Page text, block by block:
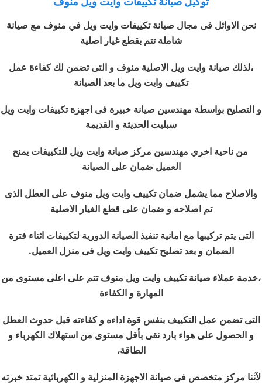
نحن الاوائل فى مجال صيانة تكييفات وايت ويل في منوف مع صيانة
شاملة تتم بقطع غيار اصلية
،لذلك صيانة وايت ويل الاصلية منوف و التى تضمن لك كفاءة عمل
تكييف وايت ويل ما بعد الصيانة
و التصليح بواسطة مهندسين صيانة خبيرة فى اجهزة تكييفات وايت ويل
سبليت الحديثة و القديمة
من ناحية اخري مهندسين مركز صيانة وايت ويل للتكييفات يمنح
العميل ضمان على الصيانة
والاصلاح مما يشمل ضمان تكييف وايت ويل منوف على العطل الذى
تم اصلاحه و ضمان على قطع الغيار الاصلية
التى يتم تركيبها مع امانية تنفيذ الصيانة الدورية لتكييفات اثناء فترة
الضمان و بعد تصليح تكييف وايت ويل فى منزل العميل.
،خدمة عملاء صيانة تكييف وايت ويل منوف تتم على اعلى مستوى من
المهارة و الكفاءة
التى تضمن عمل التكييف بنفس قوة اداءه و كفاءته قبل حدوث العطل
و الحصول على هواء بارد نقى بأقل مستوى من استهلاك الكهرباء و
الطاقة،
لآننا مركز متخصص فى صيانة الاجهزة المنزلية و الكهربائية تمتد خبرته